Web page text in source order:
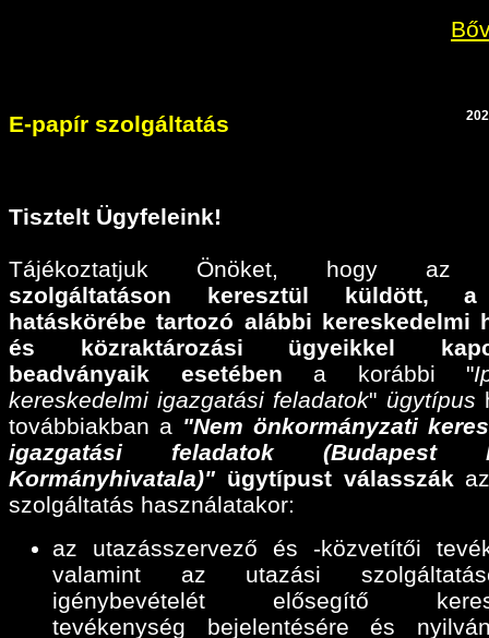
E-papír szolgáltatás
Tisztelt Ügyfeleink!
Tájékoztatjuk Önöket, hogy
szolgáltatáson keresztül küldött,a
hatáskörébe tartozó alábbi kereskedelmi
és közraktározási ügyeikkel
beadványaik esetében a korábbi "
kereskedelmi igazgatási feladatok" ügytípus
továbbiakban a "Nem önkormányzati
igazgatási feladatok (Budapest
Kormányhivatala)" ügytípust válasszák
szolgáltatás használatakor:
az utazásszervező és -közvetítői
valamint az utazási
igénybevételét elősegítő
tevékenység bejelentésére és